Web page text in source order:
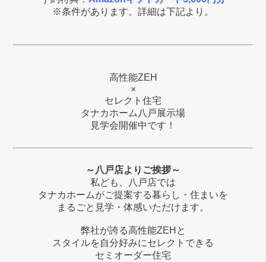
※条件があります。詳細は下記より。
高性能ZEH
×
セレクト住宅
タナカホーム八戸展示場
見学会開催中です！
～八戸店よりご挨拶～
私ども、八戸店では
タナカホームがご提案する暮らし・住まいを
まるごと見学・体感いただけます。
弊社が誇る高性能ZEHと
スタイルを自分好みにセレクトできる
セミオーダー住宅